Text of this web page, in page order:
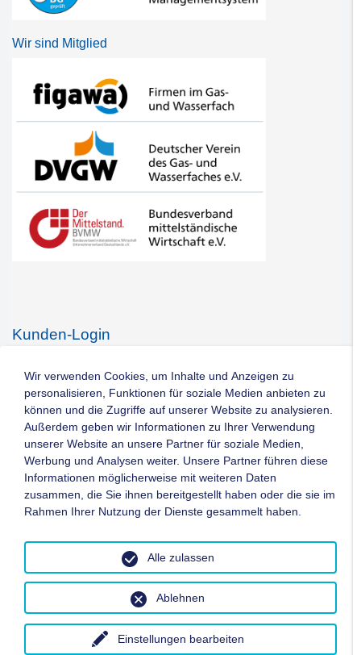
Wir sind Mitglied
Kunden-Login
Kontakt
Impressum
Datenschutz
AGB
2026 - WTG Deutschland GmbH / Alle Rechte
Wir verwenden Cookies, um Inhalte und Anzeigen zu
personalisieren, Funktionen für soziale Medien anbieten zu
können und die Zugriffe auf unserer Website zu analysieren.
Außerdem geben wir Informationen zu Ihrer Verwendung
unserer Website an unsere Partner für soziale Medien,
Werbung und Analysen weiter. Unsere Partner führen diese
Informationen möglicherweise mit weiteren Daten
zusammen, die Sie ihnen bereitgestellt haben oder die sie im
Rahmen Ihrer Nutzung der Dienste gesammelt haben.
Einstellungen bearbeiten
Ablehnen
Alle zulassen